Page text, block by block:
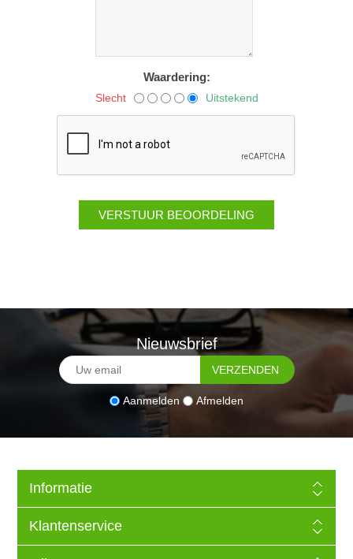
Waardering:
Slecht Uitstekend
Nieuwsbrief
Aanmelden Afmelden
Informatie
Klantenservice